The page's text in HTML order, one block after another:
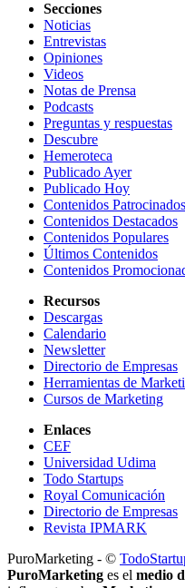
Secciones
Noticias
Entrevistas
Opiniones
Videos
Notas de Prensa
Podcasts
Preguntas y respuestas
Descubre
Hemeroteca
Publicado Ayer
Publicado Hoy
Contenidos Patrocinados
Contenidos Destacados
Contenidos Populares
Últimos Contenidos
Contenidos
Recursos
Descargas
Calendario
Newsletter
Directorio de Empresas
Herramientas de
Cursos de Marketing
Enlaces
CEF
Universidad Udima
Todo Startups
Royal Comunicación
Directorio de Empresas
Revista IPMARK
PuroMarketing - ©
PuroMarketing es el medio